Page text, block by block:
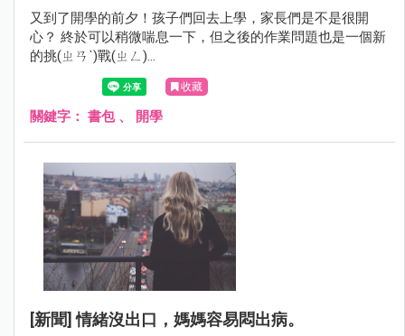
又到了開學的前夕！孩子們回去上學，家長們是不是很開
心？ 終於可以稍微喘息一下，但之後的作業問題也是一個新
的挑(ㄓㄢˋ)戰(ㄓㄥ)...
收藏
關鍵字： 書包、 開學
[新聞] 情緒沒出口，媽媽容易悶出病。